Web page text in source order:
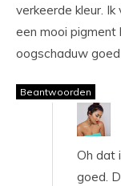
verkeerde kleur.
een mooi pigment
oogschaduw
Beantwoorden
Oh dat
goed.